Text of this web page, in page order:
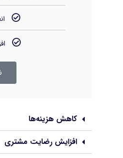
کاهش هزینه‌ها
افزایش رضایت مشتری